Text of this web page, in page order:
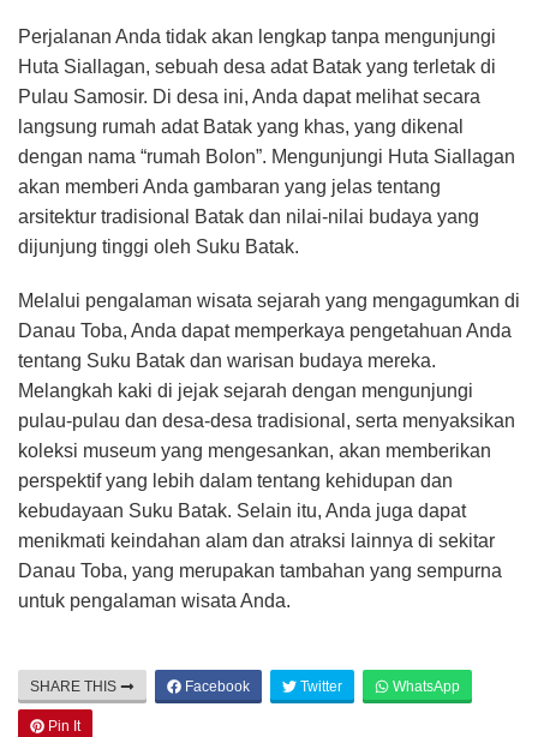
Perjalanan Anda tidak akan lengkap tanpa mengunjungi
Huta Siallagan, sebuah desa adat Batak yang terletak di
Pulau Samosir. Di desa ini, Anda dapat melihat secara
langsung rumah adat Batak yang khas, yang dikenal
dengan nama “rumah Bolon”. Mengunjungi Huta Siallagan
akan memberi Anda gambaran yang jelas tentang
arsitektur tradisional Batak dan nilai-nilai budaya yang
dijunjung tinggi oleh Suku Batak.
Melalui pengalaman wisata sejarah yang mengagumkan di
Danau Toba, Anda dapat memperkaya pengetahuan Anda
tentang Suku Batak dan warisan budaya mereka.
Melangkah kaki di jejak sejarah dengan mengunjungi
pulau-pulau dan desa-desa tradisional, serta menyaksikan
koleksi museum yang mengesankan, akan memberikan
perspektif yang lebih dalam tentang kehidupan dan
kebudayaan Suku Batak. Selain itu, Anda juga dapat
menikmati keindahan alam dan atraksi lainnya di sekitar
Danau Toba, yang merupakan tambahan yang sempurna
untuk pengalaman wisata Anda.
SHARE THIS Facebook Twitter WhatsApp
Pin It